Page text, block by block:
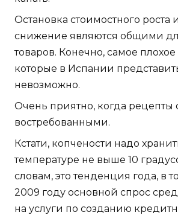
Остановка стоимостного
снижение являются общими
товаров. Конечно, самое плохое
которые в Испании
невозможно.
Очень приятно, когда рецепты
востребованными.
Кстати, копчености надо
температуре не выше 10
словам, это тенденция года, в
2009 году основной спрос
на услуги по созданию